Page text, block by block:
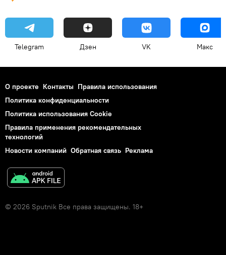
Telegram Дзен VK Макс
О проекте Контакты Правила использования
Политика конфиденциальности
Политика использования Cookie
Правила применения рекомендательных
технологий
Новости компаний Обратная связь Реклама
© 2026 Sputnik Все права защищены. 18+